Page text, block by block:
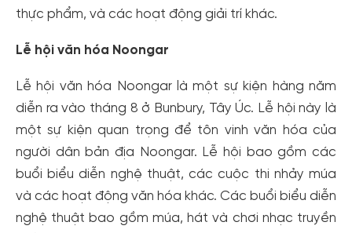
thực phẩm, và các hoạt động giải trí khác.
Lễ hội văn hóa Noongar
Lễ hội văn hóa Noongar là một sự kiện hàng năm
diễn ra vào tháng 8 ở Bunbury, Tây Úc. Lễ hội này là
một sự kiện quan trọng để tôn vinh văn hóa của
người dân bản địa Noongar. Lễ hội bao gồm các
buổi biểu diễn nghệ thuật, các cuộc thi nhảy múa
và các hoạt động văn hóa khác. Các buổi biểu diễn
nghệ thuật bao gồm múa, hát và chơi nhạc truyền